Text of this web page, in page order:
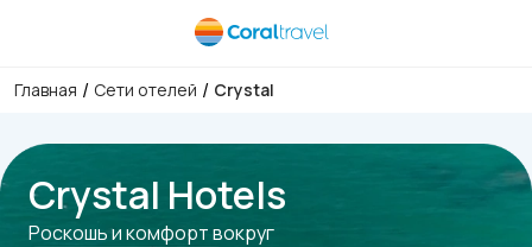
Главная / Сети отелей / Crystal
Crystal Hotels
Роскошь и комфорт вокруг